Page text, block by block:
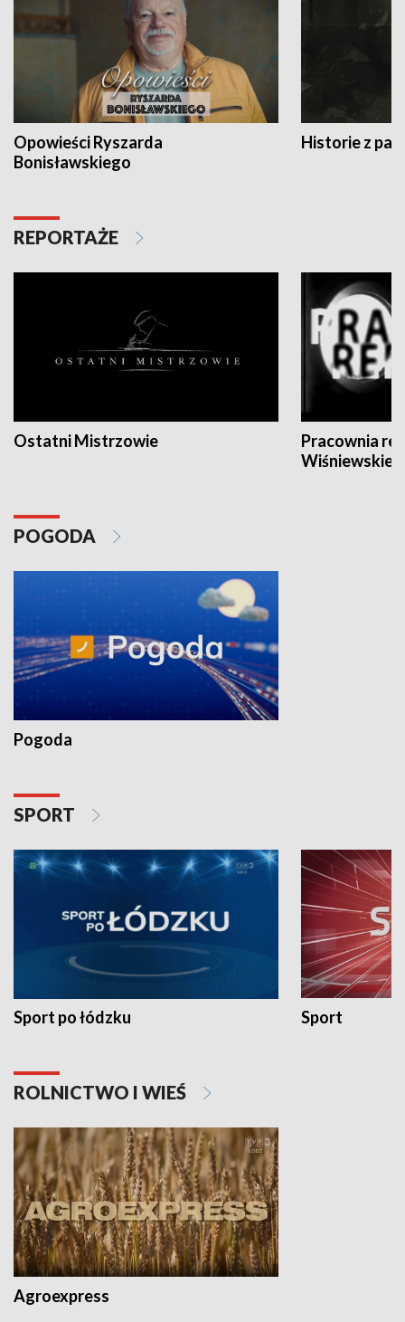
Opowieści Ryszarda
Bonisławskiego
Historie z
REPORTAŻE
Ostatni Mistrzowie
Pracownia
POGODA
Pogoda
SPORT
Sport po łódzku Sport
ROLNICTWO I WIEŚ
Agroexpress